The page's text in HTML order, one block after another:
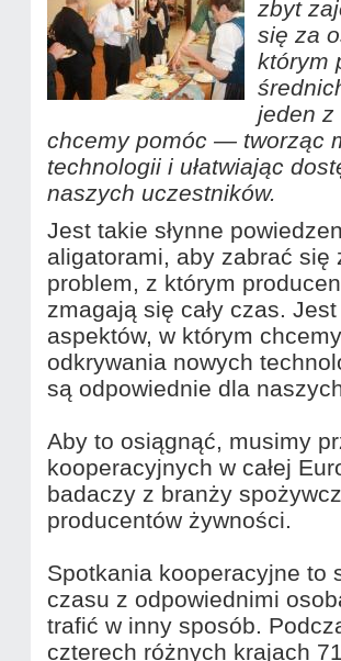
zbyt
się za
którym
jeden z
chcemy pomóc — tworząc
technologii i ułatwiając
naszych uczestników.
Jest takie słynne
aligatorami, aby zabrać
problem, z którym
zmagają się cały czas.
aspektów, w którym
odkrywania nowych
są odpowiednie dla
Aby to osiągnąć, musimy
kooperacyjnych w całej
badaczy z branży
producentów żywności.
Spotkania kooperacyjne to
czasu z odpowiednimi
trafić w inny sposób.
czterech różnych krajach